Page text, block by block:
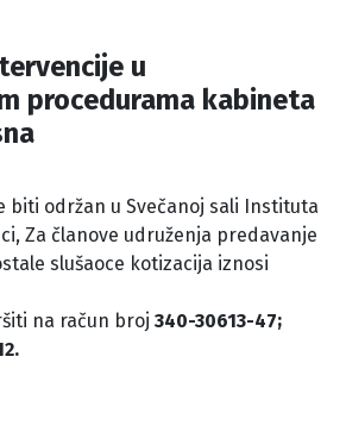
u
procedurama kabineta
biti održan u Svečanoj sali Instituta
Za članove udruženja predavanje
slušaoce kotizacija iznosi
na račun broj 340-30613-47;